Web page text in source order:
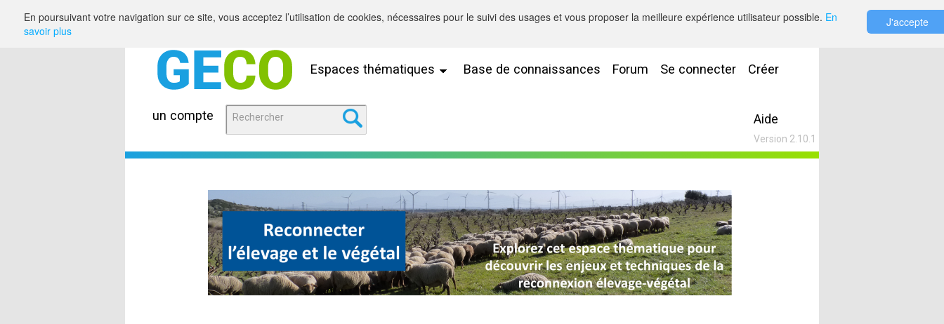
Espaces thématiques Base de connaissances Forum Se connecter Créer
un compte Aide
Version 2.10.1
En poursuivant votre navigation sur ce site, vous acceptez l’utilisation de cookies, nécessaires pour le suivi des usages et vous proposer la meilleure expérience utilisateur possible. En
savoir plus
J'accepte